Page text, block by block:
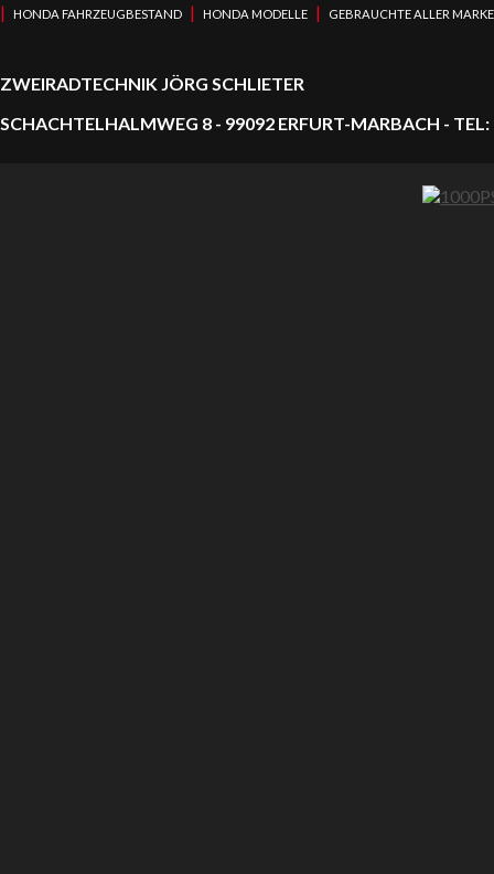
| HONDA FAHRZEUGBESTAND | HONDA MODELLE | GEBRAUCHTE ALLER
ZWEIRADTECHNIK JÖRG SCHLIETER
SCHACHTELHALMWEG 8 - 99092 ERFURT-MARBACH -